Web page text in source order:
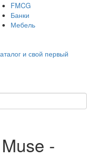
FMCG
Банки
Мебель
и свой первый
-